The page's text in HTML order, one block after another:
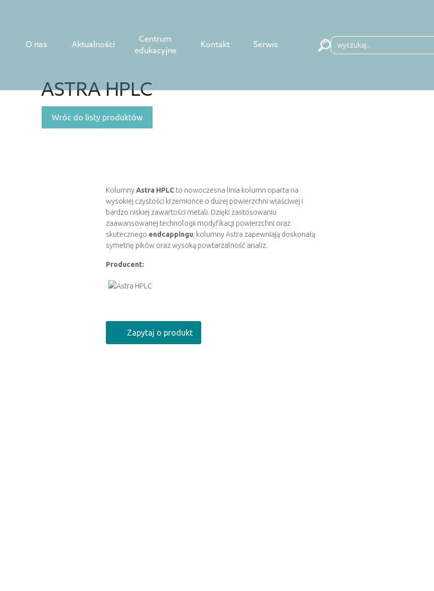
O nas Aktualności
Centrum
edukacyjne
Kontakt Serwis
Search
for:
ASTRA HPLC
Wróc do listy produktów
KolumnyAstra HPLCto nowoczesna linia kolumn oparta na
wysokiej czystości krzemionce o dużej powierzchni właściwej i
bardzo niskiej zawartości metali. Dzięki zastosowaniu
zaawansowanej technologii modyfikacji powierzchni oraz
skutecznego endcappingu, kolumny Astra zapewniają doskonałą
symetrię pików oraz wysoką powtarzalność analiz.
Producent:
Zapytaj o produkt